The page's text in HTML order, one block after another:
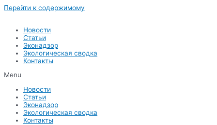
Перейти к содержимому
Новости
Статьи
Эконадзор
Экологическая сводка
Контакты
Menu
Новости
Статьи
Эконадзор
Экологическая сводка
Контакты